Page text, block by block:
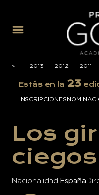
<
<
2014 2013 2012 2011
Estás en la 23
INSCRIPCIONES
Los
ciegos
Nacionalidad España